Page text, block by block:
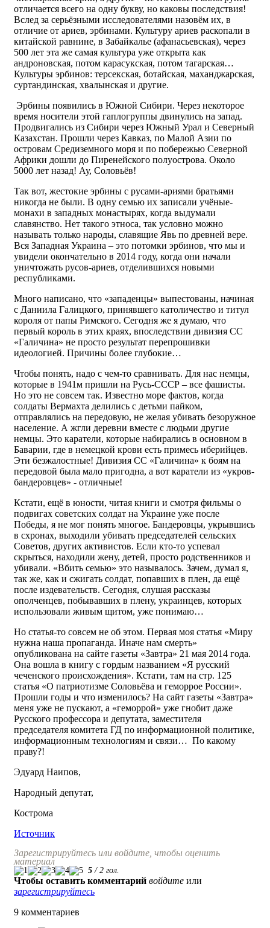
отличается всего на одну букву, но каковы последствия!
Вслед за серьёзными исследователями назовём их, в
отличие от ариев, эрбинами. Культуру ариев раскопали в
китайской равнине, в Забайкалье (афанасьевская), через
500 лет эта же самая культура уже открыта как
андроновская, потом карасукская, потом тагарская…
Культуры эрбинов: терсекская, ботайская, маханджарская,
суртандинская, хвалынская и другие.
Эрбины появились в Южной Сибири. Через некоторое
время носители этой гаплогруппы двинулись на запад.
Продвигались из Сибири через Южный Урал и Северный
Казахстан. Прошли через Кавказ, по Малой Азии по
островам Средиземного моря и по побережью Северной
Африки дошли до Пиренейского полуострова. Около
5000 лет назад! Ау, Соловьёв!
Так вот, жестокие эрбины с русами-ариями братьями
никогда не были. В одну семью их записали учёные-
монахи в западных монастырях, когда выдумали
славянство. Нет такого этноса, так условно можно
называть только народы, славящие Явь по древней вере.
Вся Западная Украина – это потомки эрбинов, что мы и
увидели окончательно в 2014 году, когда они начали
уничтожать русов-ариев, отделившихся новыми
республиками.
Много написано, что «западенцы» выпестованы, начиная
с Даниила Галицкого, принявшего католичество и титул
короля от папы Римского. Сегодня же я думаю, что
первый король в этих краях, впоследствии дивизия СС
«Галичина» не просто результат перепрошивки
идеологией. Причины более глубокие…
Чтобы понять, надо с чем-то сравнивать. Для нас немцы,
которые в 1941м пришли на Русь-СССР – все фашисты.
Но это не совсем так. Известно море фактов, когда
солдаты Вермахта делились с детьми пайком,
отправлялись на передовую, не желая убивать безоружное
население. А жгли деревни вместе с людьми другие
немцы. Это каратели, которые набирались в основном в
Баварии, где в немецкой крови есть примесь иберийцев.
Эти безжалостные! Дивизия СС «Галичина» к боям на
передовой была мало пригодна, а вот каратели из «укров-
бандеровцев» - отличные!
Кстати, ещё в юности, читая книги и смотря фильмы о
подвигах советских солдат на Украине уже после
Победы, я не мог понять многое. Бандеровцы, укрывшись
в схронах, выходили убивать председателей сельских
Советов, других активистов. Если кто-то успевал
скрыться, находили жену, детей, просто родственников и
убивали. «Вбить семью» это называлось. Зачем, думал я,
так же, как и сжигать солдат, попавших в плен, да ещё
после издевательств. Сегодня, слушая рассказы
ополченцев, побывавших в плену, украинцев, которых
использовали живым щитом, уже понимаю…
Но статья-то совсем не об этом. Первая моя статья «Миру
нужна наша пропаганда. Иначе нам смерть»
опубликована на сайте газеты «Завтра» 21 мая 2014 года.
Она вошла в книгу с гордым названием «Я русский
чеченского происхождения». Кстати, там на стр. 125
статья «О патриотизме Соловьёва и геморрое России».
Прошли годы и что изменилось? На сайт газеты «Завтра»
меня уже не пускают, а «геморрой» уже гнобит даже
Русского профессора и депутата, заместителя
председателя комитета ГД по информационной политике,
информационным технологиям и связи… По какому
праву?!
Эдуард Наипов,
Народный депутат,
Кострома
Источник
Зарегистрируйтесь или войдите, чтобы оценить
материал
5 / 2 гол.
Чтобы оставить комментарий войдите или
зарегистрируйтесь
9 комментариев